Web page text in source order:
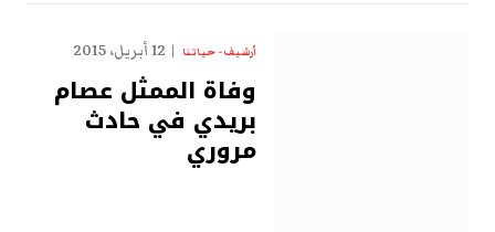
أرشيف - حياتنا 12 أبريل، 2015
وفاة الممثل عصام
بريدي في حادث
مروري